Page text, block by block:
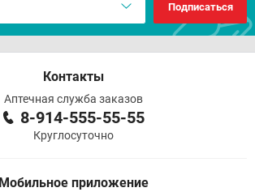
Подписаться
Контакты
Аптечная служба заказов
8-914-555-55-55
Круглосуточно
Мобильное приложение